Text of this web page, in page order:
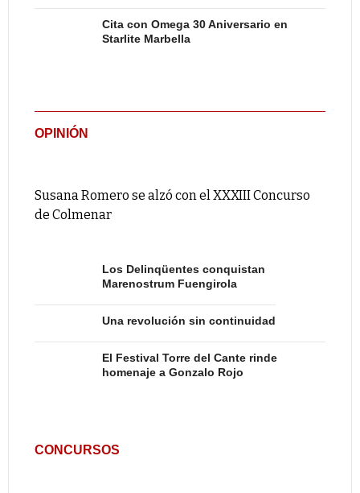
Cita con Omega 30 Aniversario en
Starlite Marbella
OPINIÓN
Susana Romero se alzó con el XXXIII Concurso
de Colmenar
Los Delinqüentes conquistan
Marenostrum Fuengirola
Una revolución sin continuidad
El Festival Torre del Cante rinde
homenaje a Gonzalo Rojo
CONCURSOS